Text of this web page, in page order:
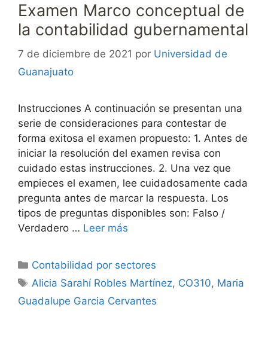
Examen Marco conceptual de
la contabilidad gubernamental
7 de diciembre de 2021 por Universidad de
Guanajuato
Instrucciones A continuación se presentan una
serie de consideraciones para contestar de
forma exitosa el examen propuesto: 1. Antes de
iniciar la resolución del examen revisa con
cuidado estas instrucciones. 2. Una vez que
empieces el examen, lee cuidadosamente cada
pregunta antes de marcar la respuesta. Los
tipos de preguntas disponibles son: Falso /
Verdadero … Leer más
Categorías
Contabilidad por sectores
Etiquetas
Alicia Sarahí Robles Martínez, CO310, Maria
Guadalupe Garcia Cervantes